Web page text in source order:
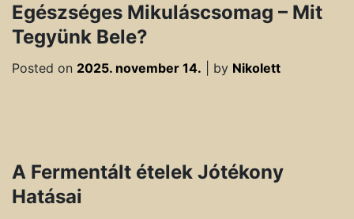
Egészséges Mikuláscsomag – Mit
Tegyünk Bele?
Posted on 2025. november 14. by Nikolett
A Fermentált ételek Jótékony
Hatásai